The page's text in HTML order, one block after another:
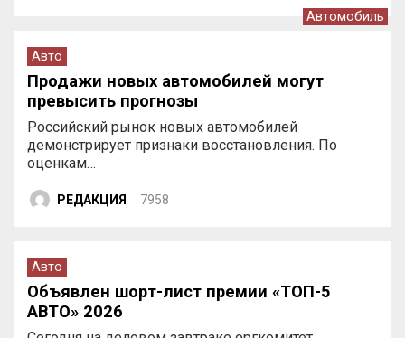
Автомобиль
Авто
Продажи новых автомобилей могут
превысить прогнозы
Российский рынок новых автомобилей
демонстрирует признаки восстановления. По
оценкам…
РЕДАКЦИЯ 7958
Авто
Объявлен шорт-лист премии «ТОП-5
АВТО» 2026